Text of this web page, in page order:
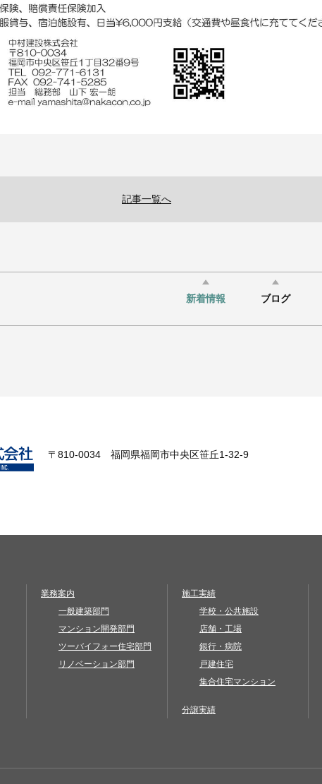
記事一覧へ
新着情報 ブログ
〒810-0034 福岡県福岡市中央区笹丘1-32-9
業務案内
一般建築部門
マンション開発部門
ツーバイフォー住宅部門
リノベーション部門
施工実績
学校・公共施設
店舗・工場
銀行・病院
戸建住宅
集合住宅マンション
分譲実績